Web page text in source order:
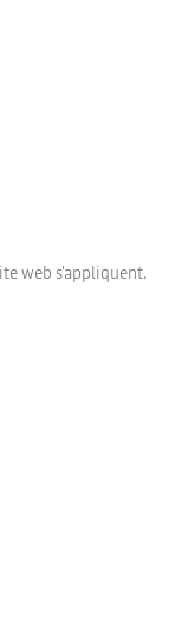
web s'appliquent.